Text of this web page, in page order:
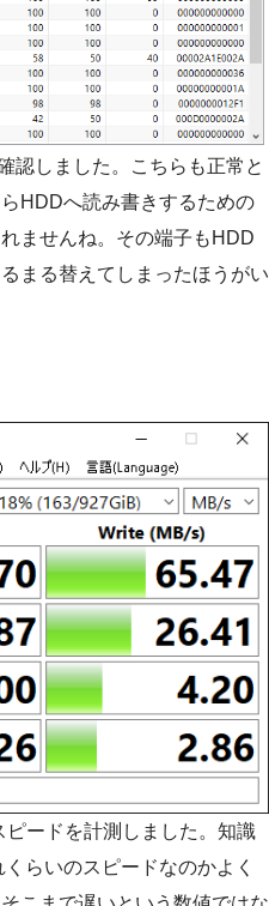
認しました。こちらも正常と
HDDへ読み書きするための
ませんね。その端子もHDD
まる替えてしまったほうがい
ードを計測しました。知識
らいのスピードなのかよく